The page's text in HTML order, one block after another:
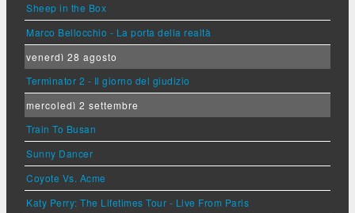
Sheep in the Box
Marco Bellocchio - La porta della realtà
venerdì 28 agosto
Terminator 2 - Il giorno del giudizio
mercoledì 2 settembre
Train To Busan
Sunny Dancer
Coyote Vs. Acme
Katy Perry: The Lifetimes Tour - Live From Paris